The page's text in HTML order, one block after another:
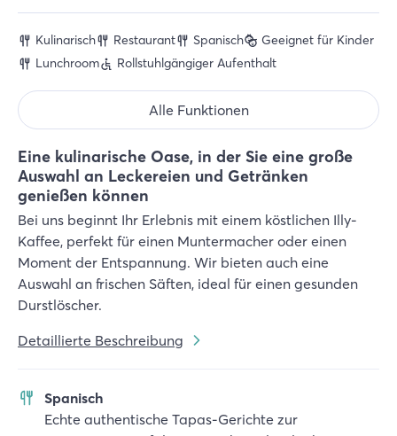
Eine kulinarische Oase, in der Sie eine große
Auswahl an Leckereien und Getränken
genießen können
Bei uns beginnt Ihr Erlebnis mit einem köstlichen Illy-
Kaffee, perfekt für einen Muntermacher oder einen
Moment der Entspannung. Wir bieten auch eine
Auswahl an frischen Säften, ideal für einen gesunden
Durstlöscher.
Detaillierte Beschreibung
Spanisch
Echte authentische Tapas-Gerichte zur
Kulinarisch Restaurant Spanisch
Geeignet für Kinder
Lunchroom
Rollstuhlgängiger Aufenthalt
Alle Funktionen